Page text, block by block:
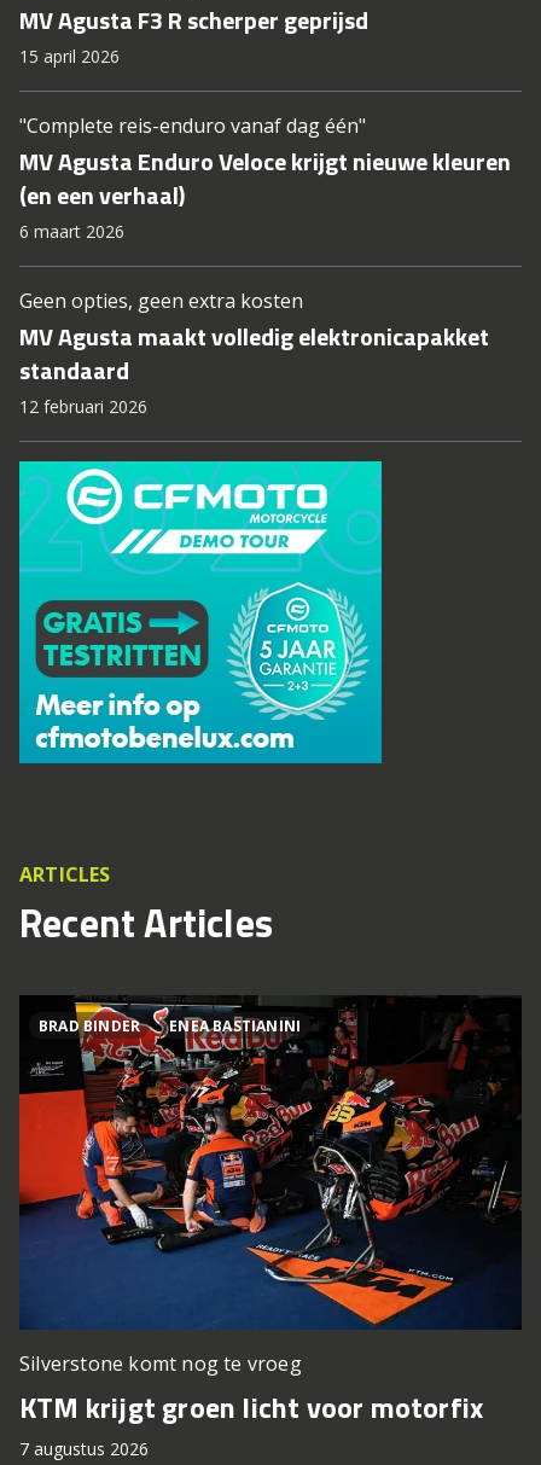
MV Agusta F3 R scherper geprijsd
15 april 2026
"Complete reis-enduro vanaf dag één"
MV Agusta Enduro Veloce krijgt nieuwe kleuren
(en een verhaal)
6 maart 2026
Geen opties, geen extra kosten
MV Agusta maakt volledig elektronicapakket
standaard
12 februari 2026
ARTICLES
Recent Articles
BRAD BINDER ENEA BASTIANINI
Silverstone komt nog te vroeg
KTM krijgt groen licht voor motorfix
7 augustus 2026